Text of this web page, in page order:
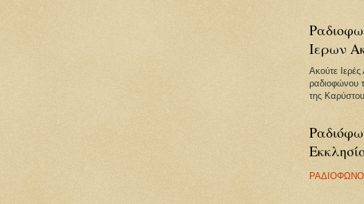
Ιερων
Ακούτε
ραδιοφώνου
της
ΡΑΔΙΟΦΩΝΟ